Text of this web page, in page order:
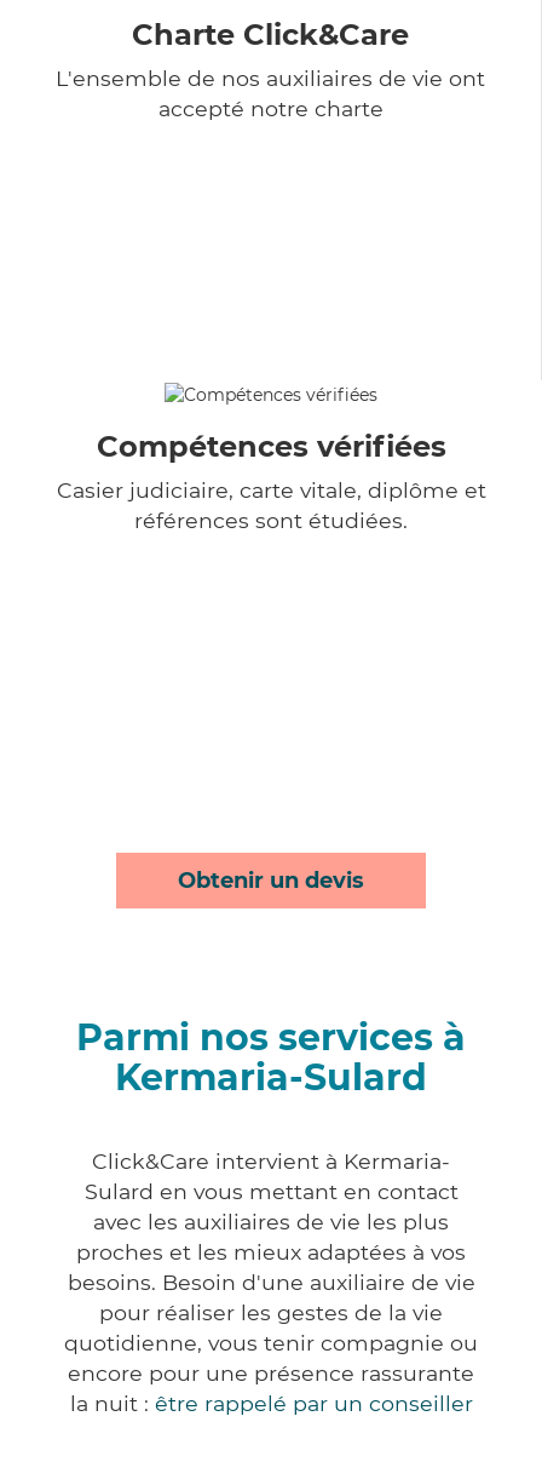
Charte Click&Care
L'ensemble de nos auxiliaires de vie ont
accepté notre charte
Compétences vérifiées
Casier judiciaire, carte vitale, diplôme et
références sont étudiées.
Obtenir un devis
Parmi nos services à
Kermaria-Sulard
Click&Care intervient à Kermaria-
Sulard en vous mettant en contact
avec les auxiliaires de vie les plus
proches et les mieux adaptées à vos
besoins. Besoin d'une auxiliaire de vie
pour réaliser les gestes de la vie
quotidienne, vous tenir compagnie ou
encore pour une présence rassurante
la nuit : être rappelé par un conseiller